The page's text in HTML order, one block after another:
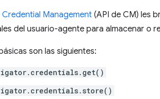
Credential Management(API de CM) les
del usuario-agente para almacenar o
son las siguientes: